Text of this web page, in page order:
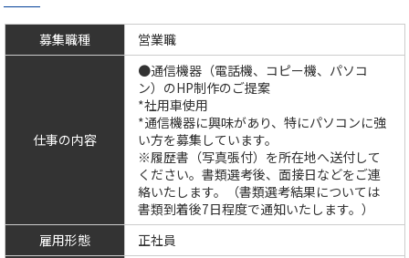
募集職種 営業職
仕事の内容
●通信機器（電話機、コピー機、パソコ
ン）のHP制作のご提案
*社用車使用
*通信機器に興味があり、特にパソコンに強
い方を募集しています。
※履歴書（写真張付）を所在地へ送付して
ください。書類選考後、面接日などをご連
絡いたします。（書類選考結果については
書類到着後7日程度で通知いたします。）
雇用形態
正社員